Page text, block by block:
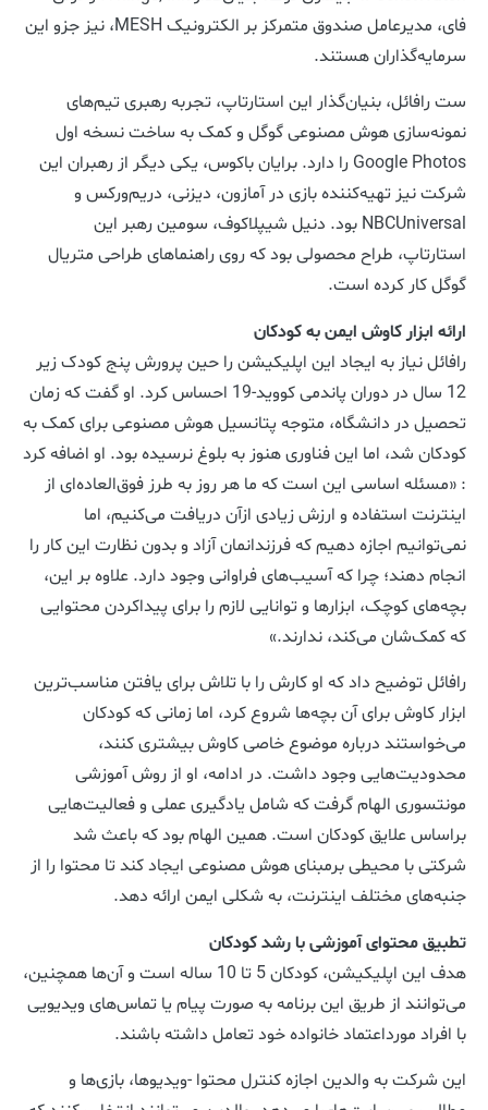
فای، مدیرعامل صندوق متمرکز بر الکترونیک MESH، نیز جزو این
سرمایه‌گذاران هستند.
ست رافائل، بنیان‌گذار این استارتاپ، تجربه رهبری تیم‌های
نمونه‌سازی هوش مصنوعی گوگل و کمک به ساخت نسخه اول
Google Photos را دارد. برایان باکوس، یکی دیگر از رهبران این
شرکت نیز تهیه‌کننده بازی در آمازون، دیزنی، دریم‌ورکس و
NBCUniversal بود. دنیل شیپلاکوف، سومین رهبر این
استارتاپ، طراح محصولی بود که روی راهنماهای طراحی متریال
گوگل کار کرده است.
ارائه ابزار کاوش ایمن به کودکان
رافائل نیاز به ایجاد این اپلیکیشن را حین پرورش پنج کودک زیر
12 سال در دوران پاندمی کووید-19 احساس کرد. او گفت که زمان
تحصیل در دانشگاه، متوجه پتانسیل هوش مصنوعی برای کمک به
کودکان شد، اما این فناوری هنوز به بلوغ نرسیده بود. او اضافه کرد
: «مسئله اساسی این است که ما هر روز به طرز فوق‌العاده‌ای از
اینترنت استفاده و ارزش زیادی ازآن دریافت می‌کنیم، اما
نمی‌توانیم اجازه دهیم که فرزندانمان آزاد و بدون نظارت این کار را
انجام دهند؛ چرا که آسیب‌های فراوانی وجود دارد. علاوه بر این،
بچه‌های کوچک، ابزارها و توانایی لازم را برای پیداکردن محتوایی
که کمک‌شان می‌کند، ندارند.»
رافائل توضیح داد که او کارش را با تلاش برای یافتن مناسب‌ترین
ابزار کاوش برای آن بچه‌ها شروع کرد، اما زمانی که کودکان
می‌خواستند درباره موضوع خاصی کاوش بیشتری کنند،
محدودیت‌هایی وجود داشت. در ادامه، او از روش آموزشی
مونتسوری الهام گرفت که شامل یادگیری عملی و فعالیت‌هایی
براساس علایق کودکان است. همین الهام بود که باعث شد
شرکتی با محیطی برمبنای هوش مصنوعی ایجاد کند تا محتوا را از
جنبه‌های مختلف اینترنت، به شکلی ایمن ارائه دهد.
تطبیق محتوای آموزشی با رشد کودکان
هدف این اپلیکیشن، کودکان 5 تا 10 ساله است و آن‌ها همچنین،
می‌توانند از طریق این برنامه به صورت پیام یا تماس‌های ویدیویی
با افراد مورداعتماد خانواده خود تعامل داشته باشند.
این شرکت به والدین اجازه کنترل محتوا -ویدیوها، بازی‌ها و